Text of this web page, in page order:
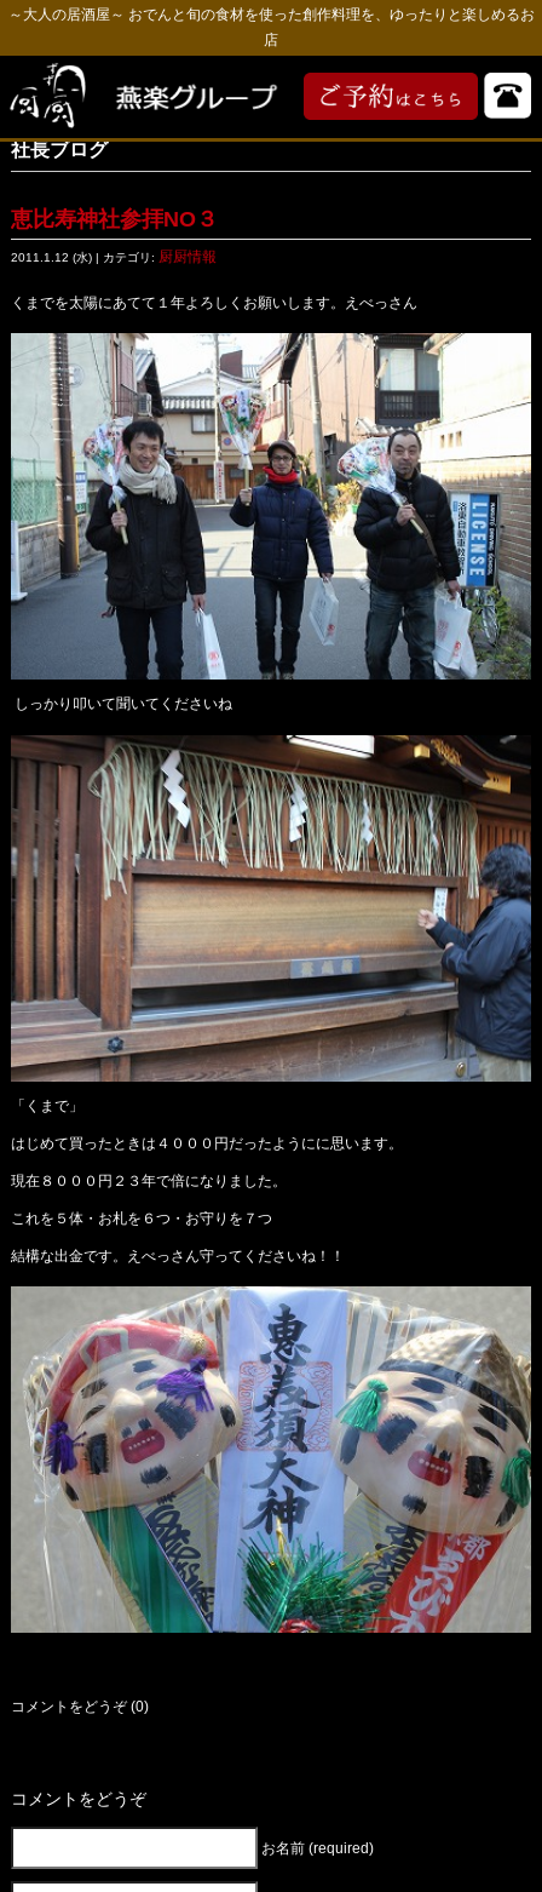
～大人の居酒屋～ おでんと旬の食材を使った創作料理を、ゆったりと楽しめるお
店
社長ブログ
恵比寿神社参拝NO３
2011.1.12 (水) | カテゴリ: 厨厨情報
くまでを太陽にあてて１年よろしくお願いします。えべっさん
しっかり叩いて聞いてくださいね
「くまで」
はじめて買ったときは４０００円だったようにに思います。
現在８０００円２３年で倍になりました。
これを５体・お札を６つ・お守りを７つ
結構な出金です。えべっさん守ってくださいね！！
コメントをどうぞ (0)
コメントをどうぞ
お名前 (required)